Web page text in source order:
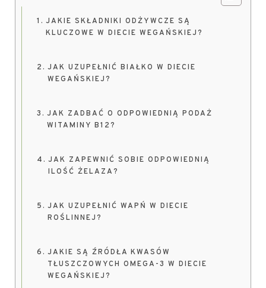
JAKIE SKŁADNIKI ODŻYWCZE SĄ
KLUCZOWE W DIECIE WEGAŃSKIEJ?
JAK UZUPEŁNIĆ BIAŁKO W DIECIE
WEGAŃSKIEJ?
JAK ZADBAĆ O ODPOWIEDNIĄ PODAŻ
WITAMINY B12?
JAK ZAPEWNIĆ SOBIE ODPOWIEDNIĄ
ILOŚĆ ŻELAZA?
JAK UZUPEŁNIĆ WAPŃ W DIECIE
ROŚLINNEJ?
JAKIE SĄ ŹRÓDŁA KWASÓW
TŁUSZCZOWYCH OMEGA-3 W DIECIE
WEGAŃSKIEJ?